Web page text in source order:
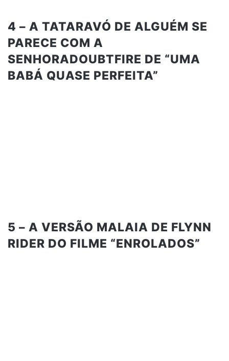
4 – A TATARAVÓ DE ALGUÉM SE
PARECE COM A
SENHORADOUBTFIRE DE “UMA
BABÁ QUASE PERFEITA”
5 – A VERSÃO MALAIA DE FLYNN
RIDER DO FILME “ENROLADOS”